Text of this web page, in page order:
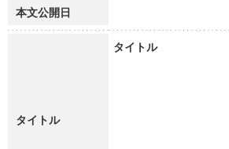
本文公開日
タイトル
タイトル